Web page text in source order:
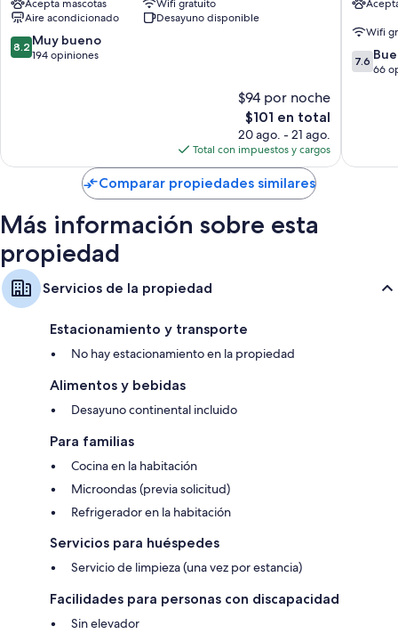
Nord
Bothfeld-
Vahrenheide
Acepta mascotas
Wifi gratuito
Aire acondicionado
Desayuno disponible
8.2
de
8.2 Muy bueno
194 opiniones
$94 por noche
El
precio
actual
es
de
$101
$101 en total
20 ago. - 21 ago.
Total con impuestos y cargos
Garbsen
Wifi
7.6
de
7.6
66
Comparar propiedades similares
Más información sobre esta
propiedad
Servicios de la propiedad
Estacionamiento y transporte
No hay estacionamiento en la propiedad
Alimentos y bebidas
Desayuno continental incluido
Para familias
Cocina en la habitación
Microondas (previa solicitud)
Refrigerador en la habitación
Servicios para huéspedes
Servicio de limpieza (una vez por estancia)
Facilidades para personas con discapacidad
Sin elevador